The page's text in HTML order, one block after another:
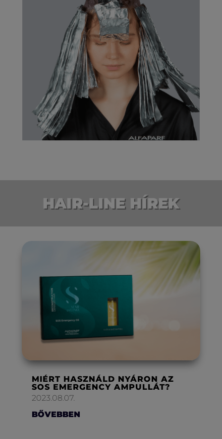
HAIR-LINE HÍREK
MIÉRT HASZNÁLD NYÁRON AZ
SOS EMERGENCY AMPULLÁT?
2023.08.07.
BŐVEBBEN